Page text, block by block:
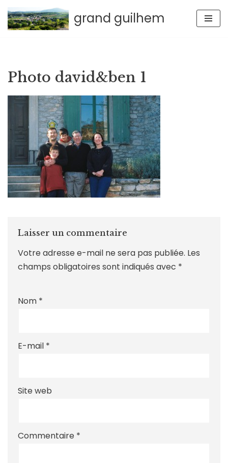
Aller
grand guilhem
Photo david&ben 1
Laisser un commentaire
Votre adresse e-mail ne sera pas publiée. Les
champs obligatoires sont indiqués avec *
Nom *
E-mail *
Site web
Commentaire *